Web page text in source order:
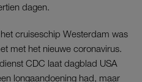
dagen.
cruiseschip Westerdam was
met het nieuwe coronavirus.
CDC laat dagblad USA
longaandoening had, maar